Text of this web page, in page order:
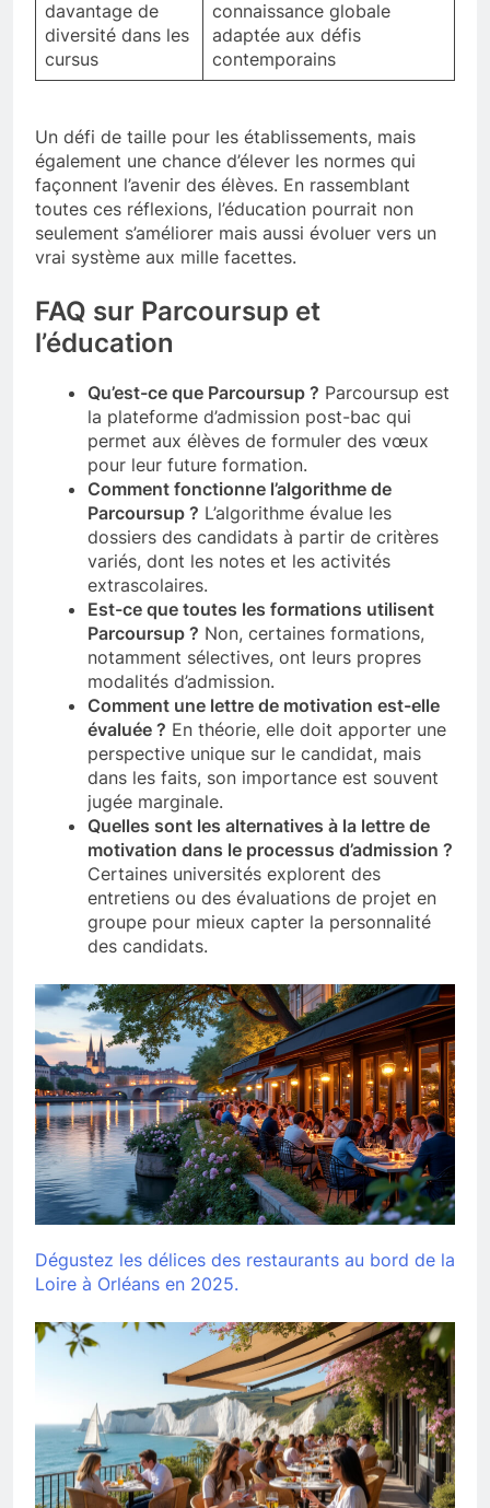
davantage de
diversité dans les
cursus
connaissance globale
adaptée aux défis
contemporains
Un défi de taille pour les établissements, mais
également une chance d’élever les normes qui
façonnent l’avenir des élèves. En rassemblant
toutes ces réflexions, l’éducation pourrait non
seulement s’améliorer mais aussi évoluer vers un
vrai système aux mille facettes.
FAQ sur Parcoursup et
l’éducation
Qu’est-ce que Parcoursup ? Parcoursup est
la plateforme d’admission post-bac qui
permet aux élèves de formuler des vœux
pour leur future formation.
Comment fonctionne l’algorithme de
Parcoursup ? L’algorithme évalue les
dossiers des candidats à partir de critères
variés, dont les notes et les activités
extrascolaires.
Est-ce que toutes les formations utilisent
Parcoursup ? Non, certaines formations,
notamment sélectives, ont leurs propres
modalités d’admission.
Comment une lettre de motivation est-elle
évaluée ? En théorie, elle doit apporter une
perspective unique sur le candidat, mais
dans les faits, son importance est souvent
jugée marginale.
Quelles sont les alternatives à la lettre de
motivation dans le processus d’admission ?
Certaines universités explorent des
entretiens ou des évaluations de projet en
groupe pour mieux capter la personnalité
des candidats.
Dégustez les délices des restaurants au bord de la
Loire à Orléans en 2025.